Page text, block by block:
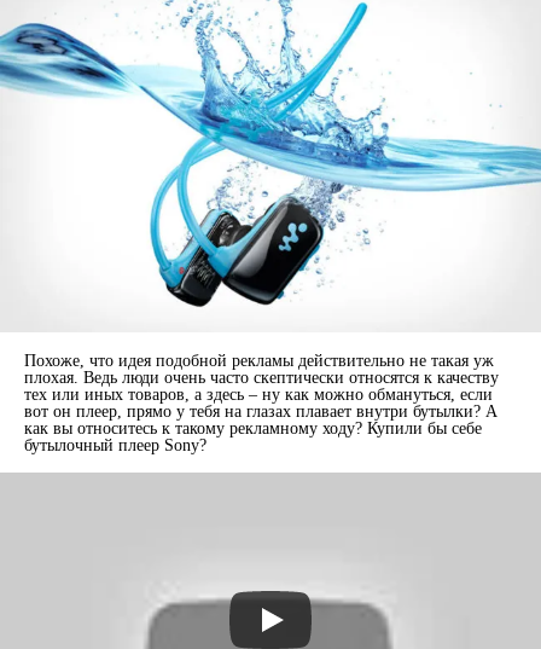
Похоже, что идея подобной рекламы действительно не такая уж
плохая. Ведь люди очень часто скептически относятся к качеству
тех или иных товаров, а здесь – ну как можно обмануться, если
вот он плеер, прямо у тебя на глазах плавает внутри бутылки? А
как вы относитесь к такому рекламному ходу? Купили бы себе
бутылочный плеер Sony?